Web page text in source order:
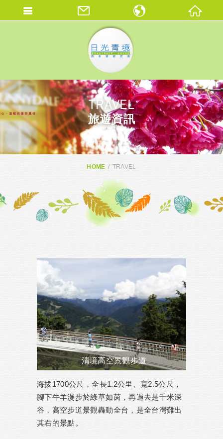
TRAVEL
旅遊資訊
HOME TRAVEL
清境高空景觀步道
海拔1700公尺，全長1.2公里、寬2.5公尺，
腳下牛羊漫步於綠草如茵，再過去是千米深
谷，高空步道景觀轟動全台，是全台灣難出
其右的景點。
繁體中文
ENGLISH
THAI